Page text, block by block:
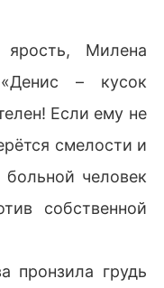
Милена
– кусок
Если ему не
смелости и
человек
собственной
пронзила грудь